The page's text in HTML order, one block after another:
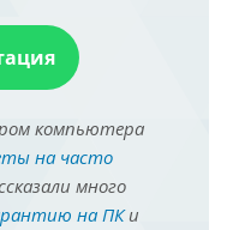
компьютера
на часто
много
на ПКи